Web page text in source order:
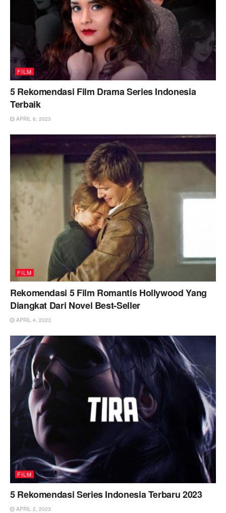
FILM
5 Rekomendasi Film Drama Series Indonesia
Terbaik
APRIL 6, 2023
FILM
Rekomendasi 5 Film Romantis Hollywood Yang
Diangkat Dari Novel Best-Seller
APRIL 4, 2023
FILM
5 Rekomendasi Series Indonesia Terbaru 2023
APRIL 2, 2023